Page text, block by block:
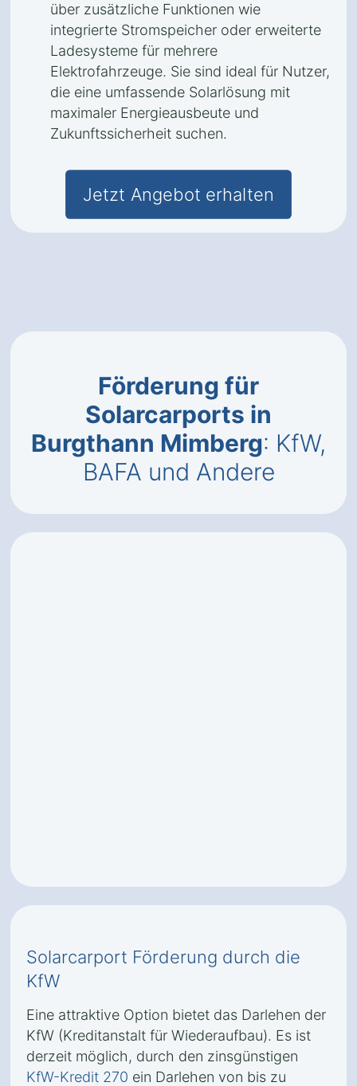
über zusätzliche Funktionen wie
integrierte Stromspeicher oder erweiterte
Ladesysteme für mehrere
Elektrofahrzeuge. Sie sind ideal für Nutzer,
die eine umfassende Solarlösung mit
maximaler Energieausbeute und
Zukunftssicherheit suchen.
Jetzt Angebot erhalten
Förderung für
Solarcarports in
Burgthann Mimberg: KfW,
BAFA und Andere
Solarcarport Förderung durch die
KfW
Eine attraktive Option bietet das Darlehen der
KfW (Kreditanstalt für Wiederaufbau). Es ist
derzeit möglich, durch den zinsgünstigen
KfW-Kredit 270 ein Darlehen von bis zu